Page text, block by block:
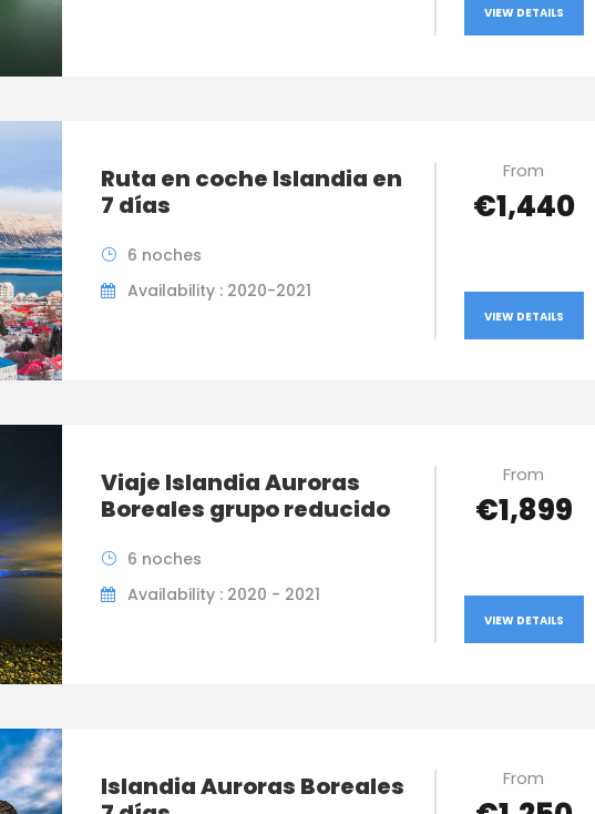
VIEW DETAILS
Ruta en coche Islandia en
7 días
6 noches
Availability : 2020-2021
From
€1,440
VIEW DETAILS
Viaje Islandia Auroras
Boreales grupo reducido
6 noches
Availability : 2020 - 2021
From
€1,899
VIEW DETAILS
Islandia Auroras Boreales
From